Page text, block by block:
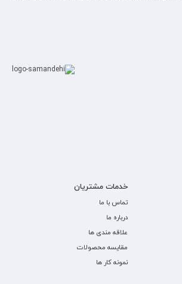
خدمات مشتریان
تماس با ما
درباره ما
علاقه مندی ها
مقایسه محصولات
نمونه کار ها